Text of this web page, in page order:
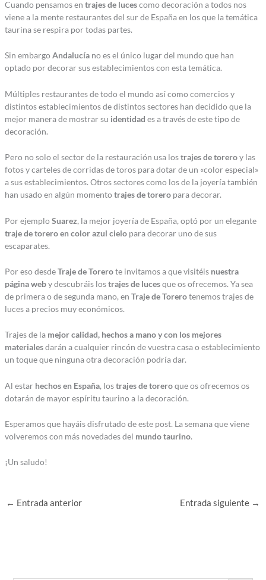
Cuando pensamos en trajes de lucescomo decoración a todos nos
viene a la mente restaurantes del sur de España en los que la temática
taurina se respira por todas partes.
Sin embargoAndalucíano es el único lugar del mundo que han
optado por decorar sus establecimientos con esta temática.
Múltiples restaurantes de todo el mundo así como comercios y
distintos establecimientos de distintos sectores han decidido que la
mejor manera de mostrar su identidad es a través de este tipo de
decoración.
Pero no solo el sector de la restauración usa lostrajes de toreroy las
fotos y carteles de corridas de toros para dotar de un «color especial»
a sus establecimientos. Otros sectores como los de la joyería también
han usado en algún momentotrajes de toreropara decorar.
Por ejemploSuarez, la mejor joyería de España, optó por un elegante
traje de torero en color azul cielopara decorar uno de sus
escaparates.
Por eso desdeTraje de Torerote invitamos a que visitéis nuestra
página weby descubráis lostrajes de lucesque os ofrecemos. Ya sea
de primera o de segunda mano, en Traje de Torerotenemos trajes de
luces a precios muy económicos.
Trajes de la mejor calidad, hechos a mano y con los mejores
materialesdarán a cualquier rincón de vuestra casa o establecimiento
un toque que ninguna otra decoración podría dar.
Al estar hechos en España, lostrajes de toreroque os ofrecemos os
dotarán de mayor espíritu taurino a la decoración.
Esperamos que hayáis disfrutado de este post. La semana que viene
volveremos con más novedades del mundo taurino.
¡Un saludo!
← Entrada anterior Entrada siguiente →